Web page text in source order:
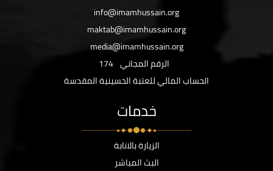
info@imamhussain.org
maktab@imamhussain.org
media@imamhussain.org
الرقم المجاني 174
الحساب المالي للعتبة الحسينية المقدسة
خدمات
الزيارة بالانابة
البث المباشر